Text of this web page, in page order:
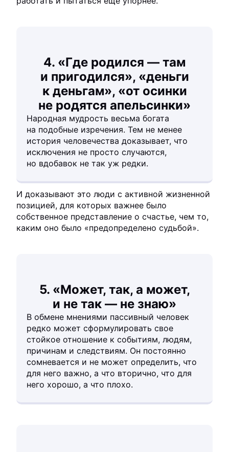
4. «Где родился — там
и пригодился», «деньги
к деньгам», «от осинки
не родятся апельсинки»
Народная мудрость весьма богата
на подобные изречения. Тем не менее
история человечества доказывает, что
исключения не просто случаются,
но вдобавок не так уж редки.
И доказывают это люди с активной жизненной
позицией, для которых важнее было
собственное представление о счастье, чем то,
каким оно было «предопределено судьбой».
5. «Может, так, а может,
и не так — не знаю»
В обмене мнениями пассивный человек
редко может сформулировать свое
стойкое отношение к событиям, людям,
причинам и следствиям. Он постоянно
сомневается и не может определить, что
для него важно, а что вторично, что для
него хорошо, а что плохо.